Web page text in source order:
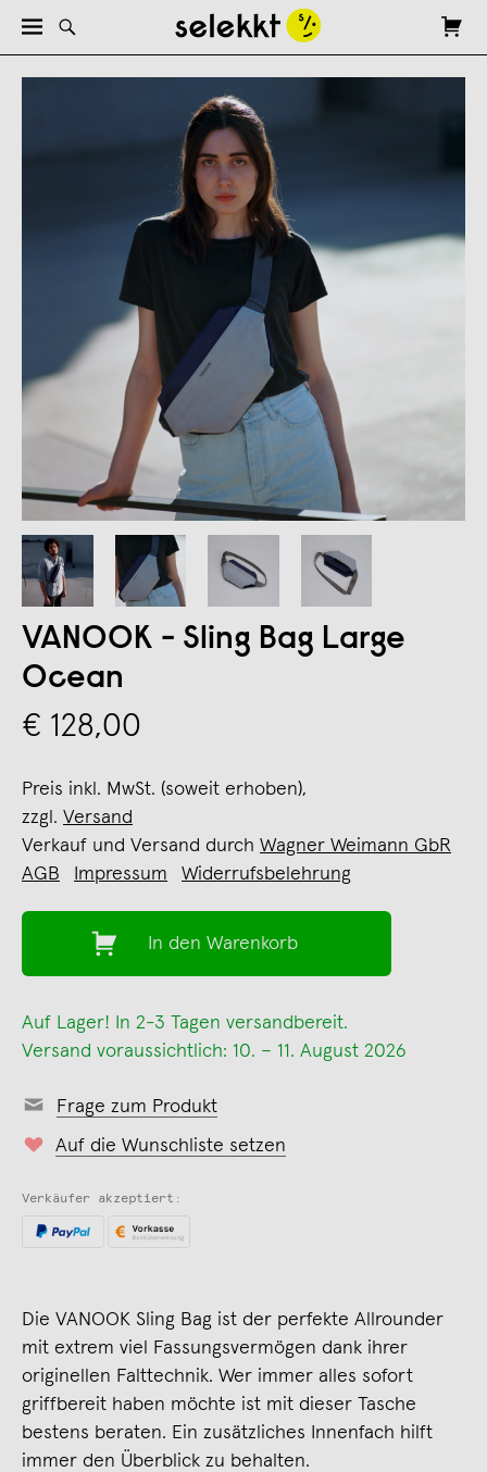
VANOOK - Sling Bag Large
Ocean
€ 128,00
Preis inkl. MwSt. (soweit erhoben),
zzgl. Versand
Verkauf und Versand durch Wagner Weimann GbR
AGB
Impressum Widerrufsbelehrung
In den Warenkorb
Auf Lager! In 2-3 Tagen versandbereit.
Versand voraussichtlich: 10. – 11. August 2026
Frage zum Produkt
Auf die Wunschliste setzen
Verkäufer akzeptiert:
Die VANOOK Sling Bag ist der perfekte Allrounder
mit extrem viel Fassungsvermögen dank ihrer
originellen Falttechnik. Wer immer alles sofort
griffbereit haben möchte ist mit dieser Tasche
bestens beraten. Ein zusätzliches Innenfach hilft
immer den Überblick zu behalten.